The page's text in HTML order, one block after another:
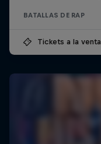
BATALLAS DE RAP
Tickets a la venta